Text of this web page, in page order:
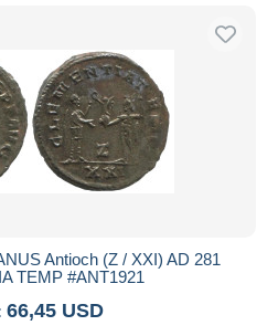
Antioch (Z / XXI) AD 281
TEMP #ANT1921
66,45 USD